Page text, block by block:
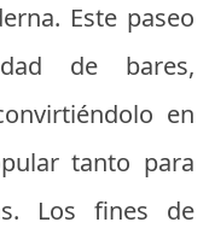
Este paseo
de bares,
en
tanto para
Los fines de